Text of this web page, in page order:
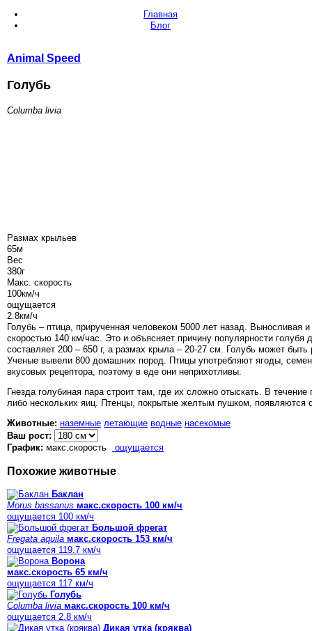
Главная
Блог
Animal Speed
Голубь
Columba livia
Размах крыльев
65м
Вес
380г
Макс. скорость
100км/ч
ощущается
2.8км/ч
Голубь – птица, прирученная человеком 5000 лет назад. Выносливая
скоростью 140 км/час. Это и объясняет причину популярности
составляет 200 – 650 г, а размах крыла – 20-27 см. Голубь может быть
Ученые вывели 800 домашних пород. Птицы употребляют ягоды,
вкусовых рецептора, поэтому в еде они неприхотливы.
Гнезда голубиная пара строит там, где их сложно отыскать. В
либо нескольких яиц. Птенцы, покрытые желтым пушком, появляются
Животные: наземные летающие водные насекомые
Ваш рост:
График: макс.скорость ощущается
Похожие животные
Баклан
Morus bassanus макс.скорость 100 км/ч
ощущается 100 км/ч
Большой фрегат
Fregata aquila макс.скорость 153 км/ч
ощущается 119.7 км/ч
Ворона
макс.скорость 65 км/ч
ощущается 117 км/ч
Голубь
Columba livia макс.скорость 100 км/ч
ощущается 2.8 км/ч
Дикая утка (кряква)